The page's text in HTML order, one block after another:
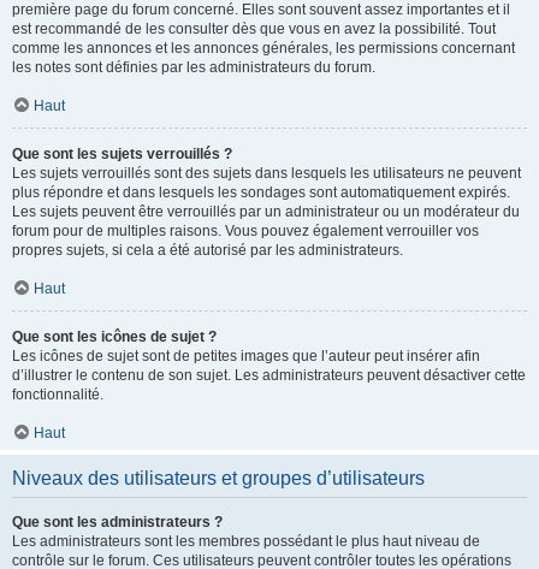
première page du forum concerné. Elles sont souvent assez importantes et il
est recommandé de les consulter dès que vous en avez la possibilité. Tout
comme les annonces et les annonces générales, les permissions concernant
les notes sont définies par les administrateurs du forum.
Haut
Que sont les sujets verrouillés ?
Les sujets verrouillés sont des sujets dans lesquels les utilisateurs ne peuvent
plus répondre et dans lesquels les sondages sont automatiquement expirés.
Les sujets peuvent être verrouillés par un administrateur ou un modérateur du
forum pour de multiples raisons. Vous pouvez également verrouiller vos
propres sujets, si cela a été autorisé par les administrateurs.
Haut
Que sont les icônes de sujet ?
Les icônes de sujet sont de petites images que l’auteur peut insérer afin
d’illustrer le contenu de son sujet. Les administrateurs peuvent désactiver cette
fonctionnalité.
Haut
Niveaux des utilisateurs et groupes d’utilisateurs
Que sont les administrateurs ?
Les administrateurs sont les membres possédant le plus haut niveau de
contrôle sur le forum. Ces utilisateurs peuvent contrôler toutes les opérations